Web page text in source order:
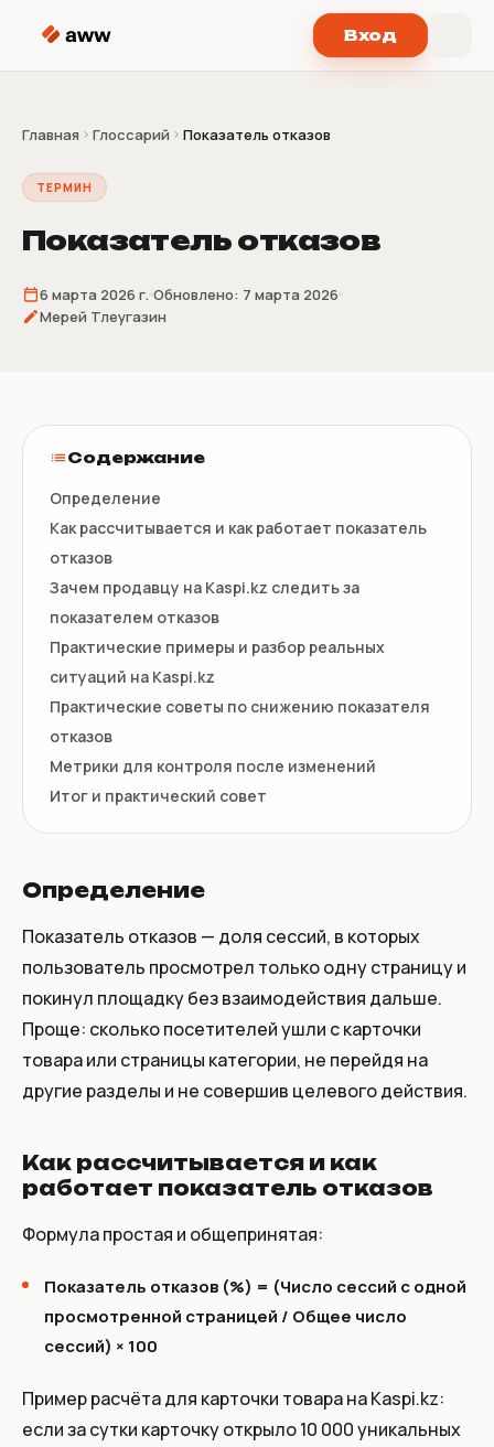
Вход
Главная Глоссарий Показатель отказов
ТЕРМИН
Показатель отказов
6 марта 2026 г. Обновлено: 7 марта 2026
Мерей Тлеугазин
Содержание
Определение
Как рассчитывается и как работает показатель
отказов
Зачем продавцу на Kaspi.kz следить за
показателем отказов
Практические примеры и разбор реальных
ситуаций на Kaspi.kz
Практические советы по снижению показателя
отказов
Метрики для контроля после изменений
Итог и практический совет
Определение
Показатель отказов — доля сессий, в которых
пользователь просмотрел только одну страницу и
покинул площадку без взаимодействия дальше.
Проще: сколько посетителей ушли с карточки
товара или страницы категории, не перейдя на
другие разделы и не совершив целевого действия.
Как рассчитывается и как
работает показатель отказов
Формула простая и общепринятая:
Показатель отказов (%) = (Число сессий с одной
просмотренной страницей / Общее число
сессий) × 100
Пример расчёта для карточки товара на Kaspi.kz:
если за сутки карточку открыло 10 000 уникальных